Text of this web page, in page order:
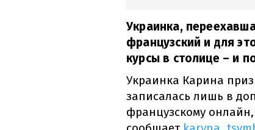
Украинка,
французский и для
курсы в столице – и
Украинка Карина
записалась лишь в
французскому